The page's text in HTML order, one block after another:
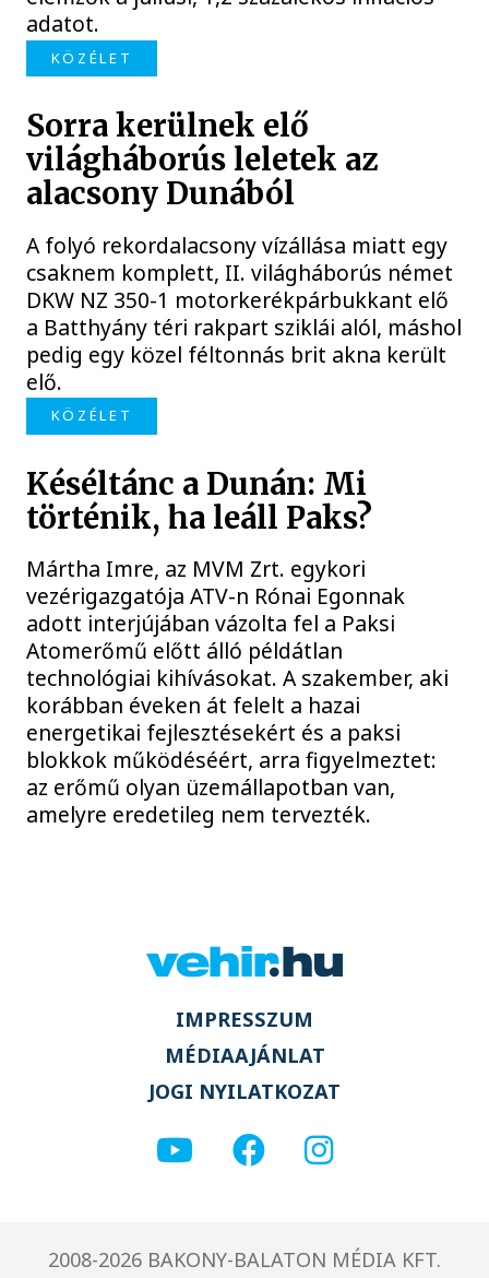
adatot.
KÖZÉLET
Sorra kerülnek elő
világháborús leletek az
alacsony Dunából
A folyó rekordalacsony vízállása miatt egy
csaknem komplett, II. világháborús német
DKW NZ 350-1 motorkerékpárbukkant elő
a Batthyány téri rakpart sziklái alól, máshol
pedig egy közel féltonnás brit akna került
elő.
KÖZÉLET
Késéltánc a Dunán: Mi
történik, ha leáll Paks?
Mártha Imre, az MVM Zrt. egykori
vezérigazgatója ATV-n Rónai Egonnak
adott interjújában vázolta fel a Paksi
Atomerőmű előtt álló példátlan
technológiai kihívásokat. A szakember, aki
korábban éveken át felelt a hazai
energetikai fejlesztésekért és a paksi
blokkok működéséért, arra figyelmeztet:
az erőmű olyan üzemállapotban van,
amelyre eredetileg nem tervezték.
IMPRESSZUM
MÉDIAAJÁNLAT
JOGI NYILATKOZAT
2008-2026 BAKONY-BALATON MÉDIA KFT.